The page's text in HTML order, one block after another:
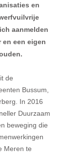
en
aanmelden
en een eigen
de
Bussum,
In 2016
Duurzaam
beweging die
Meren te